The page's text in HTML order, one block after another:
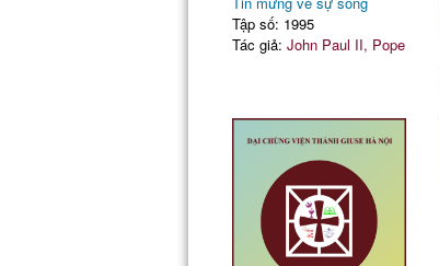
Tập số: 1995
Tác giả: John Paul II, Pope